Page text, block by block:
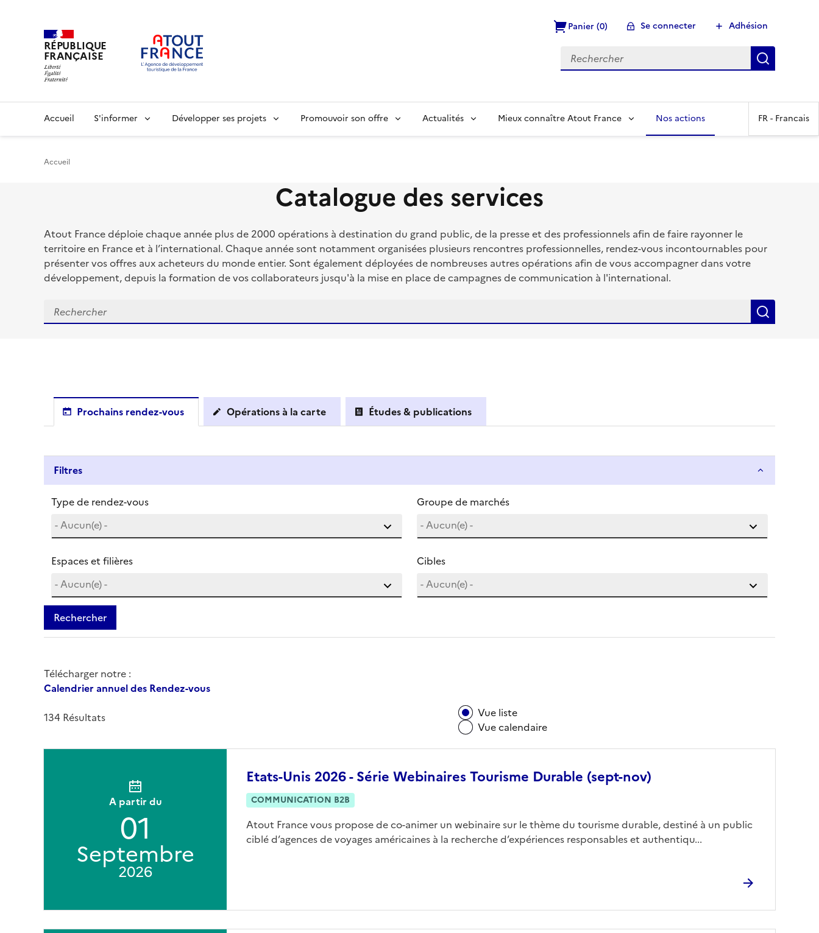
principal
RÉPUBLIQUE
FRANÇAISE
Panier (0) Se connecter Adhésion
Main
Accueil S'informer Développer ses projets Promouvoir son offre Actualités Mieux connaître Atout France Nos actions FR - Francais
Accueil
Catalogue des services
Atout France déploie chaque année plus de 2000 opérations à destination du grand public, de la presse et des professionnels afin de faire rayonner le
territoire en France et à l’international. Chaque année sont notamment organisées plusieurs rencontres professionnelles, rendez-vous incontournables pour
présenter vos offres aux acheteurs du monde entier. Sont également déployées de nombreuses autres opérations afin de vous accompagner dans votre
développement, depuis la formation de vos collaborateurs jusqu'à la mise en place de campagnes de communication à l'international.
Prochains rendez-vous Opérations à la carte Études & publications
Filtres
Type de rendez-vous Groupe de marchés
Espaces et filières Cibles
Rechercher
Télécharger notre :
Calendrier annuel des Rendez-vous
134 Résultats
Vue liste
Vue calendaire
Etats-Unis 2026 - Série Webinaires Tourisme Durable (sept-nov)
COMMUNICATION B2B
Atout France vous propose de co-animer un webinaire sur le thème du tourisme durable, destiné à un public
ciblé d’agences de voyages américaines à la recherche d’expériences responsables et authentiqu...
A partir du
01
Septembre
2026